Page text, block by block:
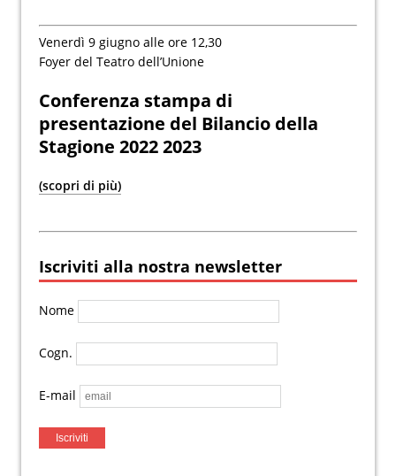
Venerdì 9 giugno alle ore 12,30
Foyer del Teatro dell’Unione
Conferenza stampa di
presentazione del Bilancio della
Stagione 2022 2023
(scopri di più)
Iscriviti alla nostra newsletter
Nome
Cogn.
E-mail